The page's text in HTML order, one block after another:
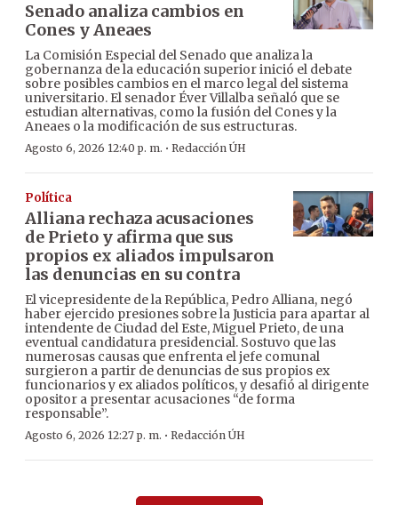
Senado analiza cambios en
Cones y Aneaes
La Comisión Especial del Senado que analiza la
gobernanza de la educación superior inició el debate
sobre posibles cambios en el marco legal del sistema
universitario. El senador Éver Villalba señaló que se
estudian alternativas, como la fusión del Cones y la
Aneaes o la modificación de sus estructuras.
Agosto 6, 2026 12:40 p. m. · Redacción ÚH
Política
Alliana rechaza acusaciones
de Prieto y afirma que sus
propios ex aliados impulsaron
las denuncias en su contra
El vicepresidente de la República, Pedro Alliana, negó
haber ejercido presiones sobre la Justicia para apartar al
intendente de Ciudad del Este, Miguel Prieto, de una
eventual candidatura presidencial. Sostuvo que las
numerosas causas que enfrenta el jefe comunal
surgieron a partir de denuncias de sus propios ex
funcionarios y ex aliados políticos, y desafió al dirigente
opositor a presentar acusaciones “de forma
responsable”.
Agosto 6, 2026 12:27 p. m. · Redacción ÚH